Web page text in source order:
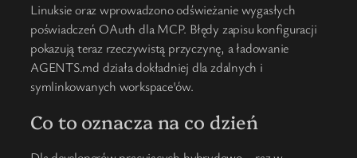
Linuksie oraz wprowadzono odświeżanie wygasłych
poświadczeń OAuth dla MCP. Błędy zapisu konfiguracji
pokazują teraz rzeczywistą przyczynę, a ładowanie
AGENTS.md działa dokładniej dla zdalnych i
symlinkowanych workspace'ów.
Co to oznacza na co dzień